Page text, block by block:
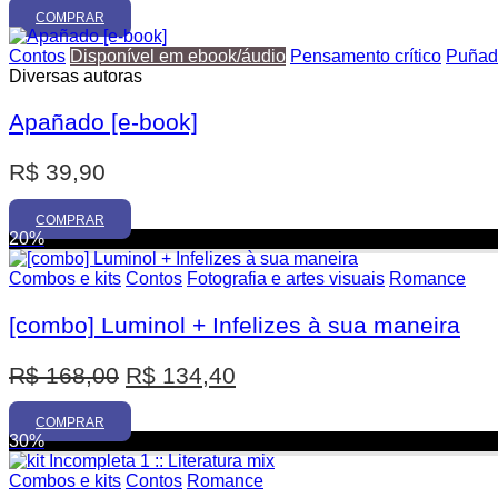
COMPRAR
Contos Disponível em ebook/áudio Pensamento crítico
Diversas autoras
Apañado [e-book]
R$ 39,90
COMPRAR
20%
Combos e kits Contos Fotografia e artes visuais Romance
[combo] Luminol + Infelizes à sua maneira
R$168,00 O
preço
original
era:
R$ 168,00.
R$ 134,40
atual
é:
R$ 134,40.
COMPRAR
30%
Combos e kits Contos Romance